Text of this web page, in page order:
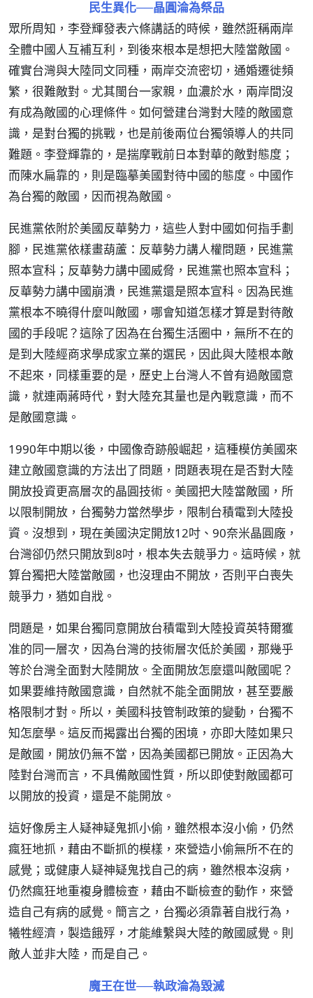
民生異化──晶圓淪為祭品
眾所周知，李登輝發表六條講話的時候，雖然誑稱兩岸
全體中國人互補互利，到後來根本是想把大陸當敵國。
確實台灣與大陸同文同種，兩岸交流密切，通婚遷徙頻
繁，很難敵對。尤其閩台一家親，血濃於水，兩岸間沒
有成為敵國的心理條件。如何營建台灣對大陸的敵國意
識，是對台獨的挑戰，也是前後兩位台獨領導人的共同
難題。李登輝靠的，是揣摩戰前日本對華的敵對態度；
而陳水扁靠的，則是臨摹美國對待中國的態度。中國作
為台獨的敵國，因而視為敵國。
民進黨依附於美國反華勢力，這些人對中國如何指手劃
腳，民進黨依樣畫葫蘆：反華勢力講人權問題，民進黨
照本宣科；反華勢力講中國威脅，民進黨也照本宣科；
反華勢力講中國崩潰，民進黨還是照本宣科。因為民進
黨根本不曉得什麼叫敵國，哪會知道怎樣才算是對待敵
國的手段呢？這除了因為在台獨生活圈中，無所不在的
是到大陸經商求學成家立業的選民，因此與大陸根本敵
不起來，同樣重要的是，歷史上台灣人不曾有過敵國意
識，就連兩蔣時代，對大陸充其量也是內戰意識，而不
是敵國意識。
1990年中期以後，中國像奇跡般崛起，這種模仿美國來
建立敵國意識的方法出了問題，問題表現在是否對大陸
開放投資更高層次的晶圓技術。美國把大陸當敵國，所
以限制開放，台獨勢力當然學步，限制台積電到大陸投
資。沒想到，現在美國決定開放12吋、90奈米晶圓廠，
台灣卻仍然只開放到8吋，根本失去競爭力。這時候，就
算台獨把大陸當敵國，也沒理由不開放，否則平白喪失
競爭力，猶如自戕。
問題是，如果台獨同意開放台積電到大陸投資英特爾獲
准的同一層次，因為台灣的技術層次低於美國，那幾乎
等於台灣全面對大陸開放。全面開放怎麼還叫敵國呢？
如果要維持敵國意識，自然就不能全面開放，甚至要嚴
格限制才對。所以，美國科技管制政策的變動，台獨不
知怎麼學。這反而揭露出台獨的困境，亦即大陸如果只
是敵國，開放仍無不當，因為美國都已開放。正因為大
陸對台灣而言，不具備敵國性質，所以即使對敵國都可
以開放的投資，還是不能開放。
這好像房主人疑神疑鬼抓小偷，雖然根本沒小偷，仍然
瘋狂地抓，藉由不斷抓的模樣，來營造小偷無所不在的
感覺；或健康人疑神疑鬼找自己的病，雖然根本沒病，
仍然瘋狂地重複身體檢查，藉由不斷檢查的動作，來營
造自己有病的感覺。簡言之，台獨必須靠著自戕行為，
犧牲經濟，製造餓殍，才能維繫與大陸的敵國感覺。則
敵人並非大陸，而是自己。
魔王在世──執政淪為毀滅